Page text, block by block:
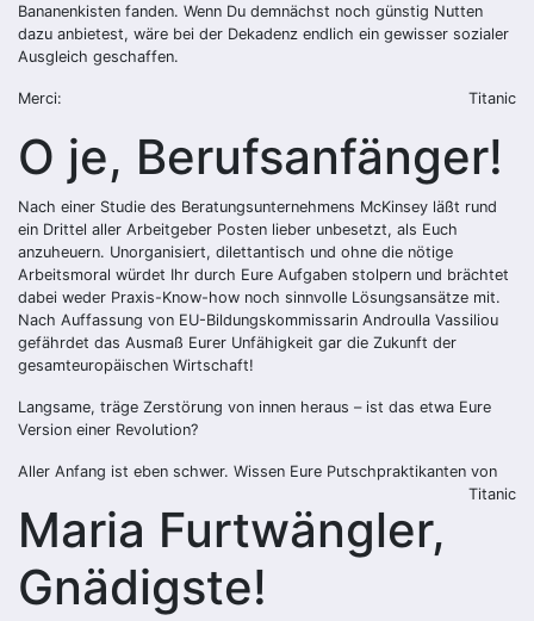
Bananenkisten fanden. Wenn Du demnächst noch günstig Nutten
dazu anbietest, wäre bei der Dekadenz endlich ein gewisser sozialer
Ausgleich geschaffen.
Merci: Titanic
O je, Berufsanfänger!
Nach einer Studie des Beratungsunternehmens McKinsey läßt rund
ein Drittel aller Arbeitgeber Posten lieber unbesetzt, als Euch
anzuheuern. Unorganisiert, dilettantisch und ohne die nötige
Arbeitsmoral würdet Ihr durch Eure Aufgaben stolpern und brächtet
dabei weder Praxis-Know-how noch sinnvolle Lösungsansätze mit.
Nach Auffassung von EU-Bildungskommissarin Androulla Vassiliou
gefährdet das Ausmaß Eurer Unfähigkeit gar die Zukunft der
gesamteuropäischen Wirtschaft!
Langsame, träge Zerstörung von innen heraus – ist das etwa Eure
Version einer Revolution?
Aller Anfang ist eben schwer. Wissen Eure Putschpraktikanten von
Titanic
Maria Furtwängler,
Gnädigste!